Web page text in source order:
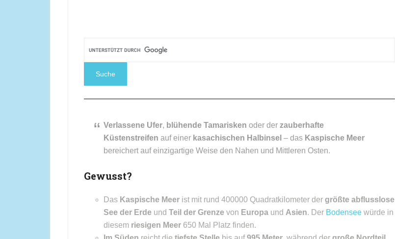
Verlassene Ufer, blühende Tamarisken oder der zauberhafte
Küstenstreifen auf einer kasachischen Halbinsel – das Kaspische Meer
bereichert auf einzigartige Weise den Nahen und Mittleren Osten.
Gewusst?
Das Kaspische Meer ist mit rund 400000 Quadratkilometer der größte abflusslose
See der Erde und Teil der Grenze von Europa und Asien. Der Bodensee würde in
diesem riesigen Meer 650 Mal Platz finden.